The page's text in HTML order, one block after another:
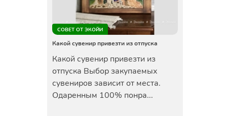
СОВЕТ ОТ ЭКОЙИ
Какой сувенир привезти из отпуска
Какой сувенир привезти из
отпуска Выбор закупаемых
сувениров зависит от места.
Одаренным 100% понра...